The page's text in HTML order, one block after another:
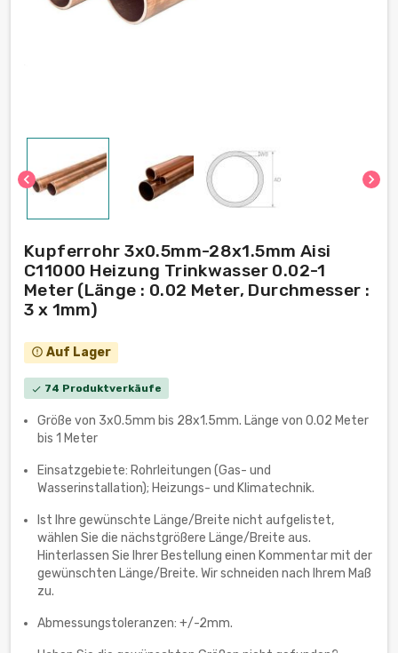
chevron_left chevron_right
Kupferrohr 3x0.5mm-28x1.5mm Aisi
C11000 Heizung Trinkwasser 0.02-1
Meter (Länge : 0.02 Meter, Durchmesser :
3 x 1mm)
error_outline Auf Lager
check 74 Produktverkäufe
Größe von 3x0.5mm bis 28x1.5mm. Länge von 0.02 Meter
bis 1 Meter
Einsatzgebiete: Rohrleitungen (Gas- und
Wasserinstallation); Heizungs- und Klimatechnik.
Ist Ihre gewünschte Länge/Breite nicht aufgelistet,
wählen Sie die nächstgrößere Länge/Breite aus.
Hinterlassen Sie Ihrer Bestellung einen Kommentar mit der
gewünschten Länge/Breite. Wir schneiden nach Ihrem Maß
zu.
Abmessungstoleranzen: +/-2mm.